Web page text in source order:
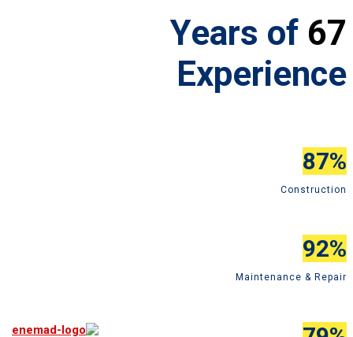
67
Years of
Experience
87%
Construction
92%
Maintenance & Repair